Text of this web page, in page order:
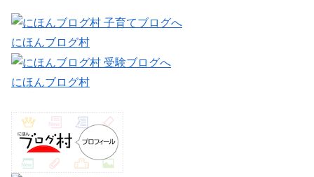
にほんブログ村
にほんブログ村